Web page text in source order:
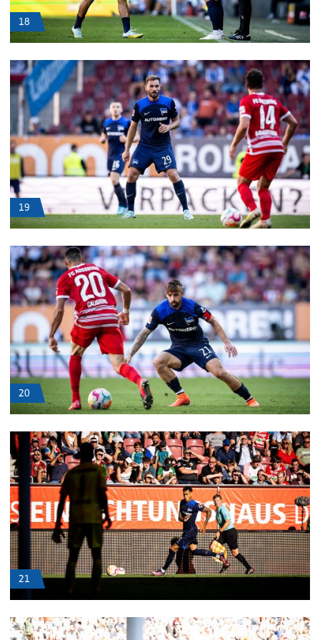
18
19
20
21